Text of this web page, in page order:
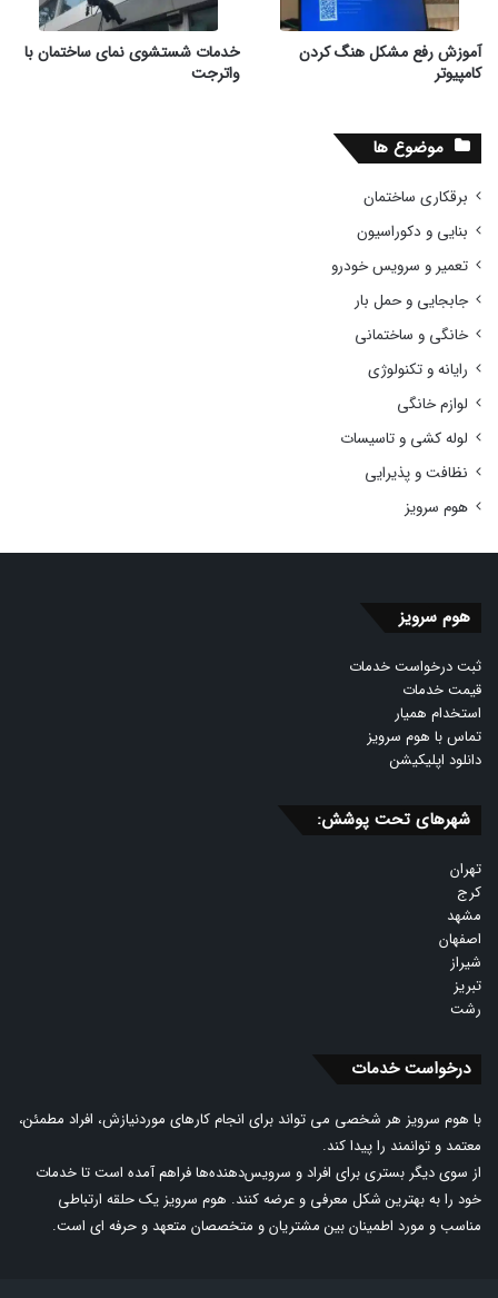
آموزش رفع مشکل هنگ کردن
کامپیوتر
خدمات شستشوی نمای ساختمان با
واترجت
موضوع ها
برقکاری ساختمان
بنایی و دکوراسیون
تعمیر و سرویس خودرو
جابجایی و حمل بار
خانگی و ساختمانی
رایانه و تکنولوژی
لوازم خانگی
لوله کشی و تاسیسات
نظافت و پذیرایی
هوم سرویز
هوم سرویز
ثبت درخواست خدمات
قیمت خدمات
استخدام همیار
تماس با هوم سرویز
دانلود اپلیکیشن
شهرهای تحت پوشش:
تهران
کرج
مشهد
اصفهان
شیراز
تبریز
رشت
درخواست خدمات
با هوم سرویز هر شخصی می تواند برای انجام کارهای موردنیازش، افراد مطمئن،
معتمد و توانمند را پیدا کند.
از سوی دیگر بستری برای افراد و سرویس‌دهنده‌ها فراهم آمده است تا خدمات
خود را به بهترین شکل معرفی و عرضه کنند. هوم سرویز یک حلقه ارتباطی
مناسب و مورد اطمینان بین مشتریان و متخصصان متعهد و حرفه ای است.